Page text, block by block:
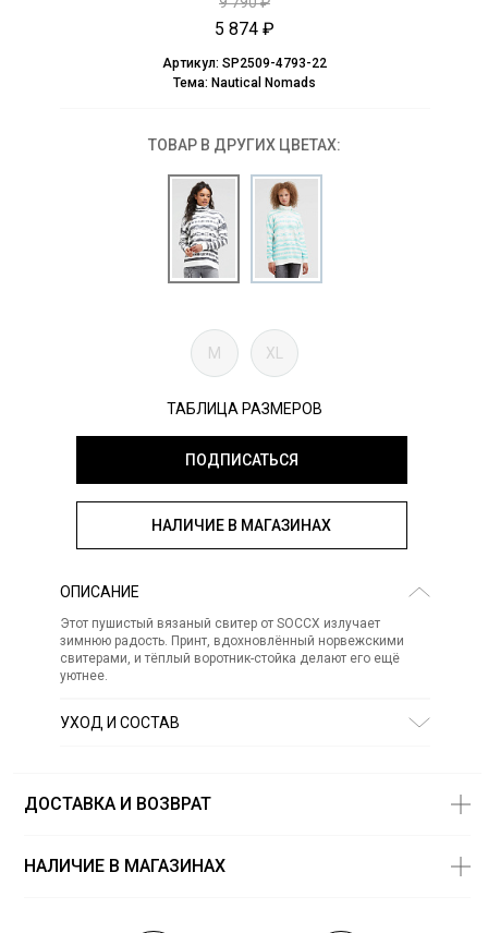
5 874 ₽
Артикул: SP2509-4793-22
Тема: Nautical Nomads
ТОВАР В ДРУГИХ ЦВЕТАХ:
M XL
ТАБЛИЦА РАЗМЕРОВ
ПОДПИСАТЬСЯ
НАЛИЧИЕ В МАГАЗИНАХ
ОПИСАНИЕ
Этот пушистый вязаный свитер от SOCCX излучает
зимнюю радость. Принт, вдохновлённый норвежскими
свитерами, и тёплый воротник-стойка делают его ещё
уютнее.
УХОД И СОСТАВ
ХИМИЧЕСКАЯ ЧИСТКА:
СУШКА:не сушить в стиральной машине
ДОСТАВКА И ВОЗВРАТ
НАЛИЧИЕ В МАГАЗИНАХ